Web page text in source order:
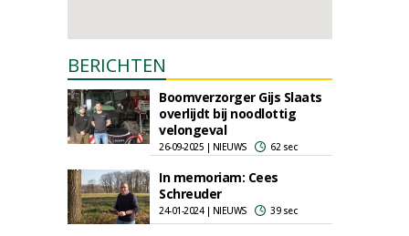
BERICHTEN
Boomverzorger Gijs Slaats
overlijdt bij noodlottig
velongeval
26-09-2025 | NIEUWS 62 sec
In memoriam: Cees
Schreuder
24-01-2024 | NIEUWS 39 sec